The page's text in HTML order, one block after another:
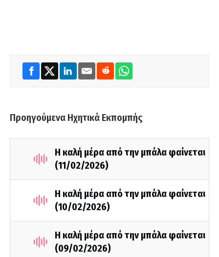
Προηγούμενα Ηχητικά Εκπομπής
Η καλή μέρα από την μπάλα φαίνεται
(11/02/2026)
Η καλή μέρα από την μπάλα φαίνεται
(10/02/2026)
Η καλή μέρα από την μπάλα φαίνεται
(09/02/2026)